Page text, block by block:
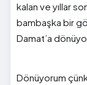
kalan ve yıllar
bambaşka bir
Damat’a
Dönüyorum